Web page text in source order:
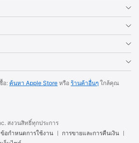
อ: ค้นหา Apple Store หรือ ร้านค้าอื่นๆ ใกล้คุณ
สงวนสิทธิ์ทุกประการ
ข้อกำหนดการใช้งาน
การขายและการคืนเงิน